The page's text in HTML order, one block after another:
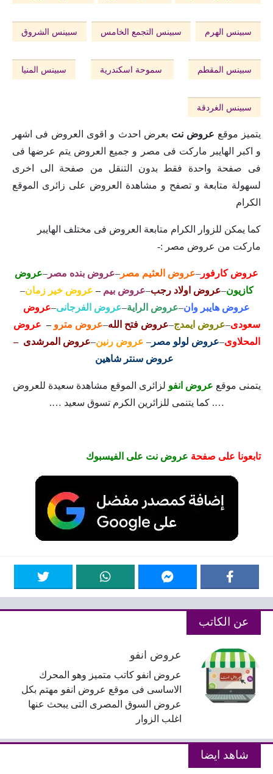
سبينس الهرم سبينس التجمع الخامس سبينس الشروق
سبينس المقطم سموحة اسكندرية سبينس المنيا
سبينس الغردقة
يتميز موقع عروض نت بعرض احدث و اقوى العروض فى اشهر
و اكبر الهايبر ماركت فى مصر و جميع العروض يتم عرضها فى
فى صفحة واحدة فقط بدون التنقل من صفحة الى اخرى
لسهولة متابعة و تصفح و مشاهدة العروض على زائرى الموقع
الكرام
كما يمكن للزوار الكرام متابعة العروض فى مختلف الهايبر
ماركت من عروض مصر :-
عروض كارفور –عروض العثيم مصر –عروض بنده مصر –عروض
كازيون–عروض اولاد رجب–عروض بيم – عروض خير زمان–
عروض هايبر وان–عروض الراية–عروض الفرجانى–عروض
سعودى–عروض ايمدج–عروض فتح الله–عروض مترو – عروض
المحلاوى–عروض لولو مصر– عروض رنين–عروض المرشدى –
عروض سنتر شاهين
يتمنى موقع عروض انفو لزائرى الموقع مشاهدة سعيدة للعروض
…. كما يتنمى للزائرين الكرم تسوق سعيد ….
تابعونا على صفحة عروض نت على الفيسبوك
عن الكاتب
عروض انفو
عروض انفو كاتب متميز وهو المحرك
الاساسى فى موقع عروض انفو مهتم بكل
عروض السوق المصرى التى يبحث عنها
اغلب الزوار
شاهد ايضا